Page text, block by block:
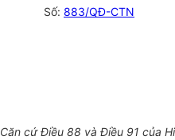
Số: 883/QĐ-CTN
Căn cứ Điều 88 và Điều 91 của